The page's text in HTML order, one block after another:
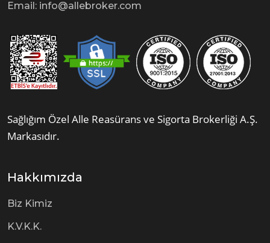
Email: info@allebroker.com
Sağlığım Özel Alle Reasürans ve Sigorta Brokerliği A.Ş.
Markasıdır.
Hakkımızda
Biz Kimiz
K.V.K.K.